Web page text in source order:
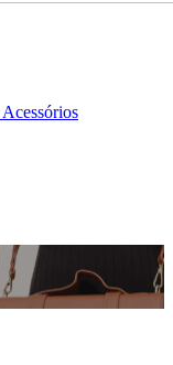
Acessórios